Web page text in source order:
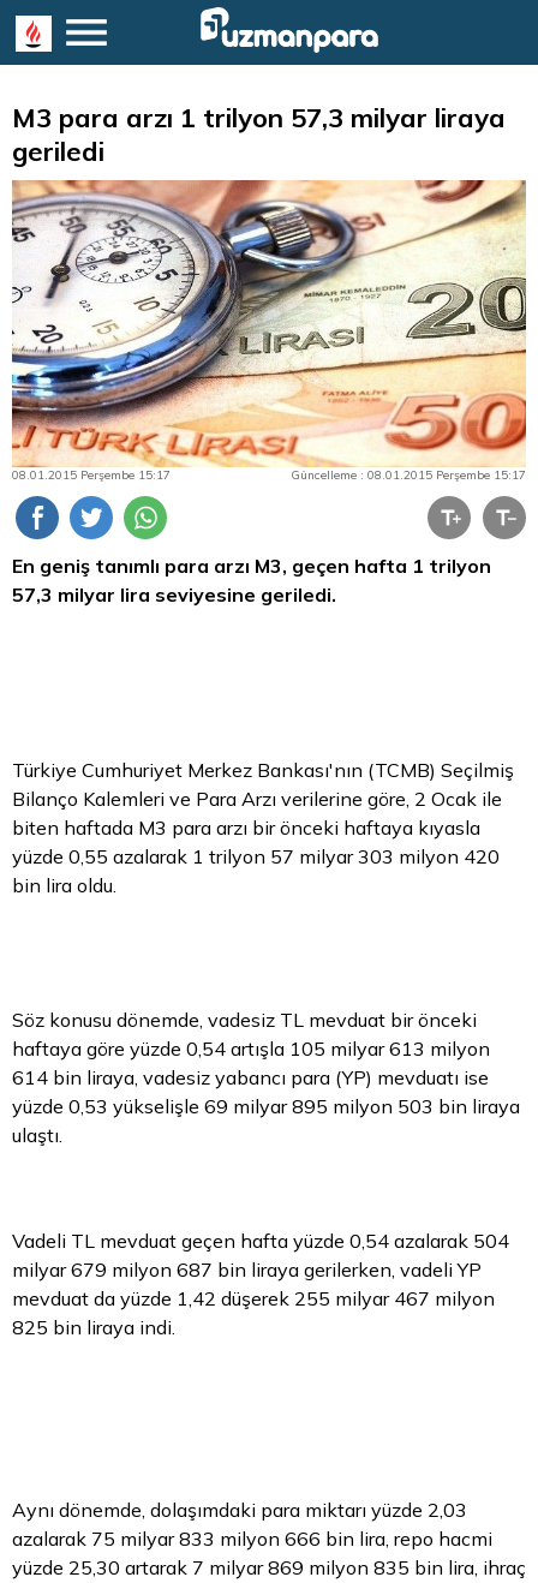
M3 para arzı 1 trilyon 57,3 milyar liraya
geriledi
08.01.2015 Perşembe 15:17 Güncelleme : 08.01.2015 Perşembe 15:17
En geniş tanımlı para arzı M3, geçen hafta 1 trilyon
57,3 milyar lira seviyesine geriledi.
Türkiye Cumhuriyet Merkez Bankası'nın (TCMB) Seçilmiş
Bilanço Kalemleri ve Para Arzı verilerine göre, 2 Ocak ile
biten haftada M3 para arzı bir önceki haftaya kıyasla
yüzde 0,55 azalarak 1 trilyon 57 milyar 303 milyon 420
bin lira oldu.
Söz konusu dönemde, vadesiz TL mevduat bir önceki
haftaya göre yüzde 0,54 artışla 105 milyar 613 milyon
614 bin liraya, vadesiz yabancı para (YP) mevduatı ise
yüzde 0,53 yükselişle 69 milyar 895 milyon 503 bin liraya
ulaştı.
Vadeli TL mevduat geçen hafta yüzde 0,54 azalarak 504
milyar 679 milyon 687 bin liraya gerilerken, vadeli YP
mevduat da yüzde 1,42 düşerek 255 milyar 467 milyon
825 bin liraya indi.
Aynı dönemde, dolaşımdaki para miktarı yüzde 2,03
azalarak 75 milyar 833 milyon 666 bin lira, repo hacmi
yüzde 25,30 artarak 7 milyar 869 milyon 835 bin lira, ihraç